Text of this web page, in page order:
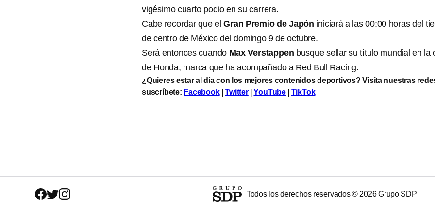
vigésimo cuarto podio en su carrera.
Cabe recordar que elGran Premio de Japón iniciará a las 00:00 horas del
de centro de México del domingo 9 de octubre.
Será entonces cuando Max Verstappen busque sellar su título mundial en la
de Honda, marca que ha acompañado a Red Bull Racing.
¿Quieres estar al día con los mejores contenidos deportivos? Visita nuestras
suscríbete: Facebook|Twitter|YouTube TikTok
Todos los derechos reservados © 2026Grupo SDP